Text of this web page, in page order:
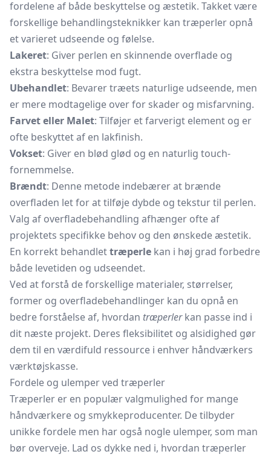
fordelene af både beskyttelse og æstetik. Takket være
forskellige behandlingsteknikker kan træperler opnå
et varieret udseende og følelse.
Lakeret: Giver perlen en skinnende overflade og
ekstra beskyttelse mod fugt.
Ubehandlet: Bevarer træets naturlige udseende, men
er mere modtagelige over for skader og misfarvning.
Farvet eller Malet: Tilføjer et farverigt element og er
ofte beskyttet af en lakfinish.
Vokset: Giver en blød glød og en naturlig touch-
fornemmelse.
Brændt: Denne metode indebærer at brænde
overfladen let for at tilføje dybde og tekstur til perlen.
Valg af overfladebehandling afhænger ofte af
projektets specifikke behov og den ønskede æstetik.
En korrekt behandlettræperle kan i høj grad forbedre
både levetiden og udseendet.
Ved at forstå de forskellige materialer, størrelser,
former og overfladebehandlinger kan du opnå en
bedre forståelse af, hvordan træperlerkan passe ind i
dit næste projekt. Deres fleksibilitet og alsidighed gør
dem til en værdifuld ressource i enhver håndværkers
værktøjskasse.
Fordele og ulemper ved træperler
Træperler er en populær valgmulighed for mange
håndværkere og smykkeproducenter. De tilbyder
unikke fordele men har også nogle ulemper, som man
bør overveje. Lad os dykke ned i, hvordan træperler